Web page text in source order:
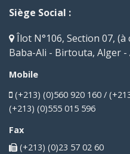
Siège Social :
Îlot N°106, Section 07, (à
Baba-Ali - Birtouta, Alger -
Mobile
(+213) (0)560 920 160 /
(+213) (0)555 015 596
Fax
(+213) (0)23 57 02 60